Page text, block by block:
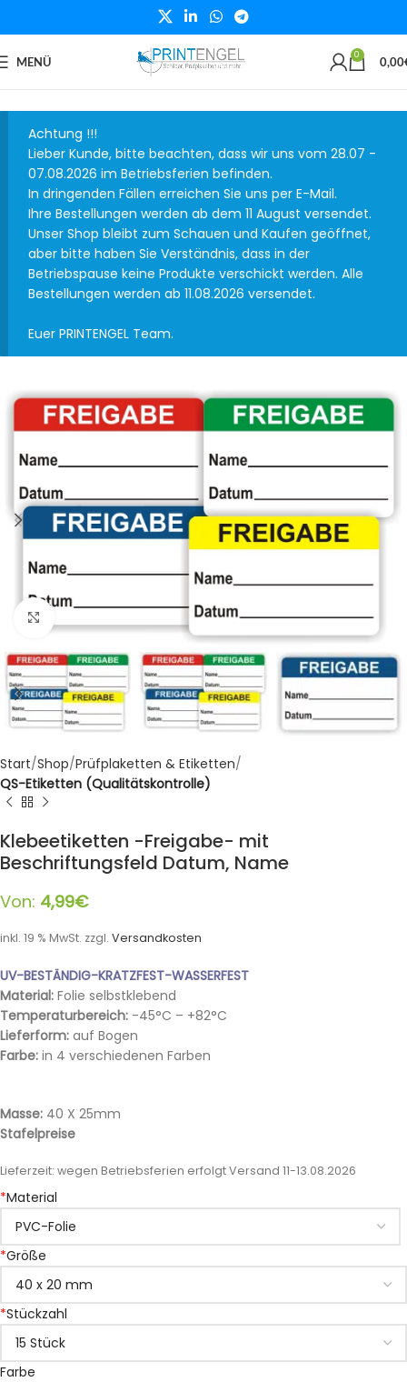
MENÜ 0 0,00
Achtung !!!
Lieber Kunde, bitte beachten, dass wir uns vom 28.07 -
07.08.2026 im Betriebsferien befinden.
In dringenden Fällen erreichen Sie uns per E-Mail.
Ihre Bestellungen werden ab dem 11 August versendet.
Unser Shop bleibt zum Schauen und Kaufen geöffnet,
aber bitte haben Sie Verständnis, dass in der
Betriebspause keine Produkte verschickt werden. Alle
Bestellungen werden ab 11.08.2026 versendet.
Euer PRINTENGEL Team.
Start Shop Prüfplaketten & Etiketten
QS-Etiketten (Qualitätskontrolle)
Klebeetiketten -Freigabe- mit
Beschriftungsfeld Datum, Name
Von: 4,99€
inkl. 19 % MwSt. zzgl. Versandkosten
UV-BESTÄNDIG-KRATZFEST-WASSERFEST
Material: Folie selbstklebend
Temperaturbereich: -45°C – +82°C
Lieferform: auf Bogen
Farbe: in 4 verschiedenen Farben
Masse: 40 X 25mm
Stafelpreise
Lieferzeit: wegen Betriebsferien erfolgt Versand 11-13.08.2026
*Material
*Größe
*Stückzahl
Farbe